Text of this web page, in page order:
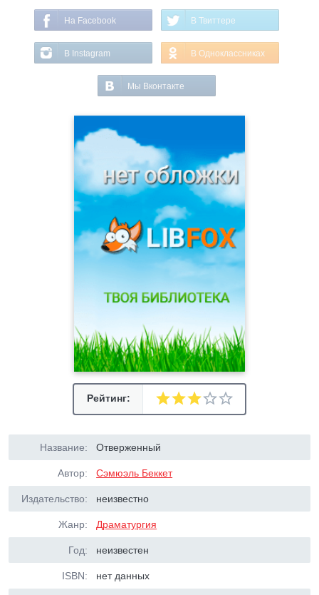
На Facebook В Твиттере
В Instagram В Одноклассниках
Мы Вконтакте
Рейтинг:
Название: Отверженный
Автор: Сэмюэль Беккет
Издательство: неизвестно
Жанр: Драматургия
Год: неизвестен
ISBN: нет данных